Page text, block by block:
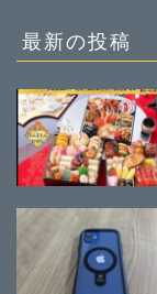
稿
最新の投稿